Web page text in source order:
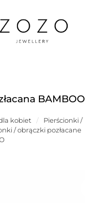
BAMBOO
kobiet /
Pierścionki /
/ obrączki pozłacane